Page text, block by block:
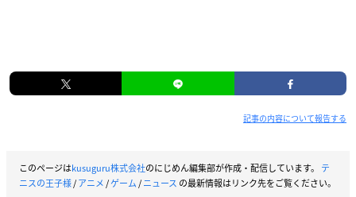
記事の内容について報告する
このページはkusuguru株式会社のにじめん編集部が作成・配信しています。 テ
ニスの王子様/アニメ/ゲーム/ニュース の最新情報はリンク先をご覧ください。